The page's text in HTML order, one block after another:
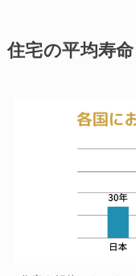
住宅の平均寿